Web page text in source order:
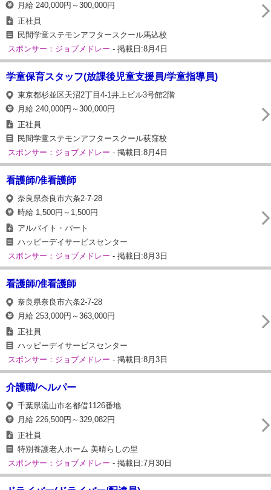
月給 240,000円～300,000円
正社員
民間学童ステモンアフタースクール馬込校
スポンサー：ジョブメドレー - 掲載日:8月4日
学童保育スタッフ(放課後児童支援員/学童指導員)
東京都杉並区天沼2丁目4-1井上ビル3号館2階
月給 240,000円～300,000円
正社員
民間学童ステモンアフタースクール荻窪校
スポンサー：ジョブメドレー - 掲載日:8月4日
看護師/准看護師
奈良県奈良市六条2-7-28
時給 1,500円～1,500円
アルバイト・パート
ハッピーデイサービスセンター
スポンサー：ジョブメドレー - 掲載日:8月3日
看護師/准看護師
奈良県奈良市六条2-7-28
月給 253,000円～363,000円
正社員
ハッピーデイサービスセンター
スポンサー：ジョブメドレー - 掲載日:8月3日
介護職/ヘルパー
千葉県流山市名都借1126番地
月給 226,500円～329,082円
正社員
特別養護老人ホーム 美晴らしの里
スポンサー：ジョブメドレー - 掲載日:7月30日